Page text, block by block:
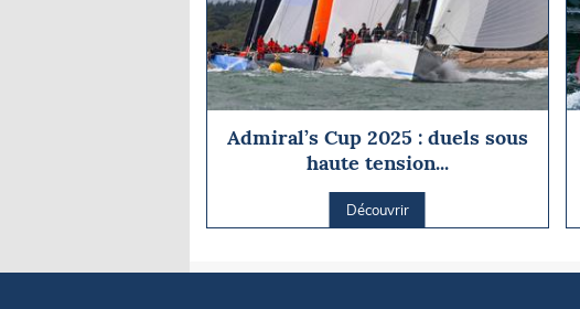
Admiral’s Cup 2025 : duels sous
haute tension...
Découvrir